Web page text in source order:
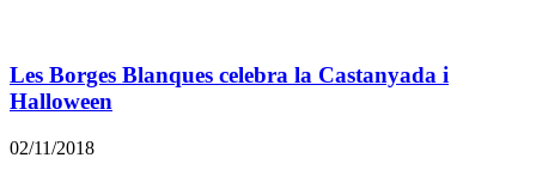
Les Borges Blanques celebra la Castanyada i
Halloween
02/11/2018